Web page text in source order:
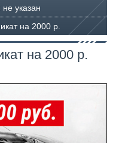
указан
на 2000 р.
на 2000 р.